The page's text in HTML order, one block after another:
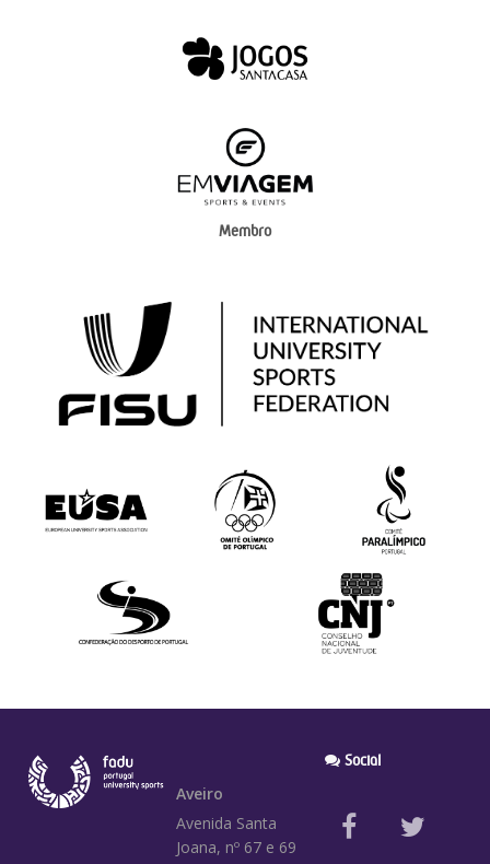
Membro
Aveiro
Avenida Santa
Joana, nº 67 e 69
Social